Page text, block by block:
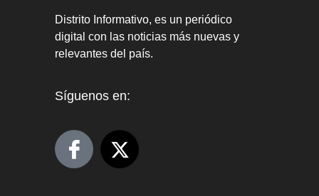
Distrito Informativo, es un periódico
digital con las noticias más nuevas y
relevantes del país.
Síguenos en: